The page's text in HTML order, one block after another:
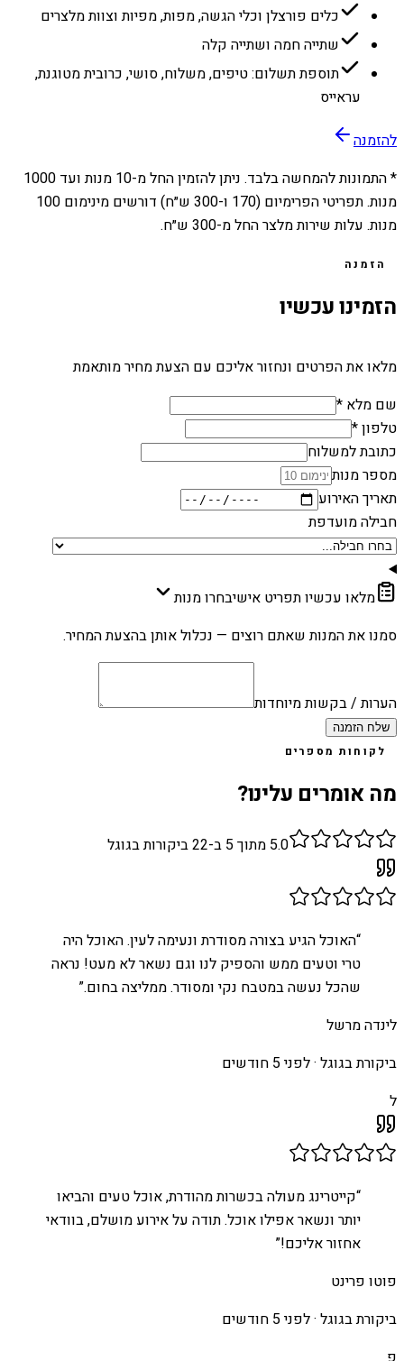
כלים פורצלן וכלי הגשה, מפות, מפיות וצוות מלצרים
שתייה חמה ושתייה קלה
תוספת תשלום: טיפים, משלוח, סושי, כרובית מטוגנת,
עראייס
להזמנה
* התמונות להמחשה בלבד. ניתן להזמין החל מ-10 מנות ועד 1000
מנות. תפריטי הפרימיום (170 ו-300 ש״ח) דורשים מינימום 100
מנות. עלות שירות מלצר החל מ-300 ש״ח.
הזמנה
הזמינו עכשיו
מלאו את הפרטים ונחזור אליכם עם הצעת מחיר מותאמת
שם מלא *
טלפון *
כתובת למשלוח
מספר מנות
תאריך האירוע
חבילה מועדפת
מלאו עכשיו תפריט אישיבחרו מנות
סמנו את המנות שאתם רוצים — נכלול אותן בהצעת המחיר.
הערות / בקשות מיוחדות
שלח הזמנה
לקוחות מספרים
מה אומרים עלינו?
5.0 מתוך 5 ב- 22ביקורות בגוגל
“האוכל הגיע בצורה מסודרת ונעימה לעין. האוכל היה
טרי וטעים ממש והספיק לנו וגם נשאר לא מעט! נראה
שהכל נעשה במטבח נקי ומסודר. ממליצה בחום.”
לינדה מרשל
ביקורת בגוגל ·לפני 5 חודשים
ל
“קייטרינג מעולה בכשרות מהודרת, אוכל טעים והביאו
יותר ונשאר אפילו אוכל. תודה על אירוע מושלם, בוודאי
אחזור אליכם!”
פוטו פרינט
ביקורת בגוגל ·לפני 5 חודשים